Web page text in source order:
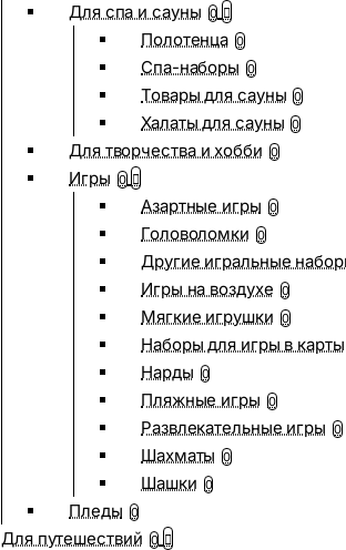
Для спа и сауны 0
Полотенца 0
Спа-наборы 0
Товары для сауны 0
Халаты для сауны 0
Для творчества и хобби 0
Игры 0
Азартные игры 0
Головоломки 0
Другие игральные
Игры на воздухе 0
Мягкие игрушки 0
Наборы для игры в карты
Нарды 0
Пляжные игры 0
Развлекательные игры 0
Шахматы 0
Шашки 0
Пледы 0
Для путешествий 0